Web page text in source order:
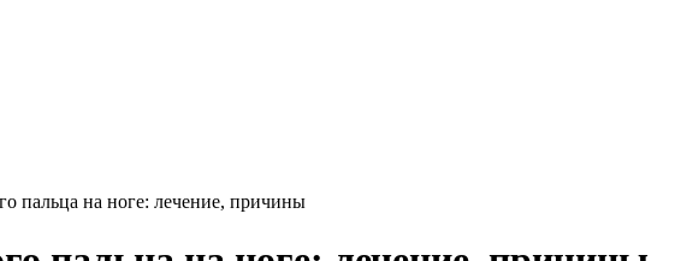
пальца на ноге: лечение, причины